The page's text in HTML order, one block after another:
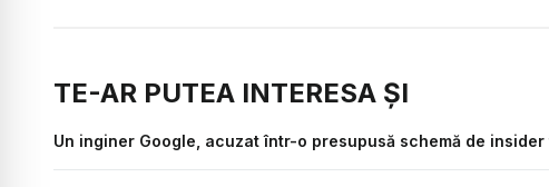
TE-AR PUTEA INTERESA ȘI
Un inginer Google, acuzat într-o presupusă schemă de